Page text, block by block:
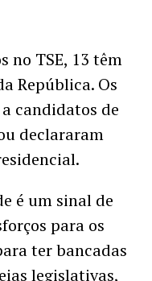
no TSE, 13 têm
República. Os
candidatos de
declararam
é um sinal de
para os
ter bancadas
legislativas,